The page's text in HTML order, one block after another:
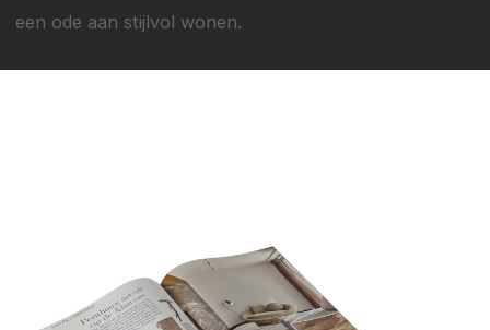
een ode aan stijlvol wonen.